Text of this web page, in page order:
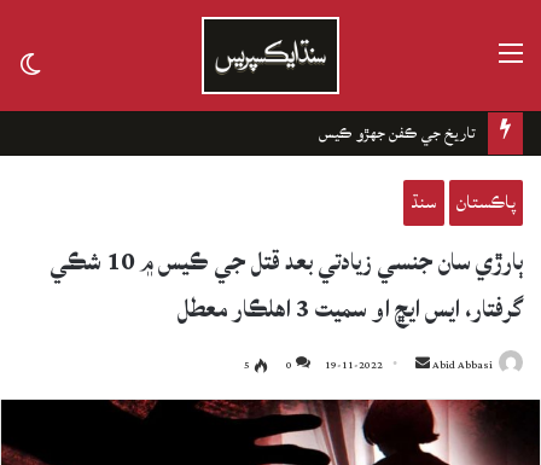
تاريخ جي ڪفن جھڙو ڪيس
پاڪستان سنڌ
ٻارڙي سان جنسي زيادتي بعد قتل جي ڪيس ۾ 10 شڪي
گرفتار، ايس ايڇ او سميت 3 اهلڪار معطل
Abid Abbasi
Send
an
19-11-2022
0
5